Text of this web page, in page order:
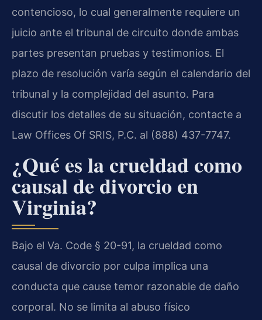
contencioso, lo cual generalmente requiere un
juicio ante el tribunal de circuito donde ambas
partes presentan pruebas y testimonios. El
plazo de resolución varía según el calendario del
tribunal y la complejidad del asunto. Para
discutir los detalles de su situación, contacte a
Law Offices Of SRIS, P.C. al (888) 437-7747.
¿Qué es la crueldad como
causal de divorcio en
Virginia?
Bajo el Va. Code § 20-91, la crueldad como
causal de divorcio por culpa implica una
conducta que cause temor razonable de daño
corporal. No se limita al abuso físico